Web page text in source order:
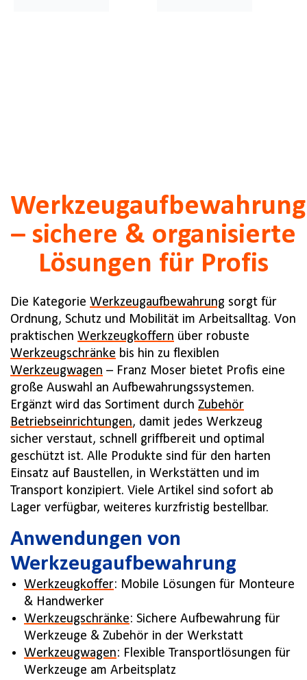
Werkzeugaufbewahrung
– sichere & organisierte
Lösungen für Profis
Die Kategorie Werkzeugaufbewahrung sorgt für
Ordnung, Schutz und Mobilität im Arbeitsalltag. Von
praktischen Werkzeugkoffern über robuste
Werkzeugschränke bis hin zu flexiblen
Werkzeugwagen – Franz Moser bietet Profis eine
große Auswahl an Aufbewahrungssystemen.
Ergänzt wird das Sortiment durch Zubehör
Betriebseinrichtungen, damit jedes Werkzeug
sicher verstaut, schnell griffbereit und optimal
geschützt ist. Alle Produkte sind für den harten
Einsatz auf Baustellen, in Werkstätten und im
Transport konzipiert. Viele Artikel sind sofort ab
Lager verfügbar, weiteres kurzfristig bestellbar.
Anwendungen von
Werkzeugaufbewahrung
Werkzeugkoffer: Mobile Lösungen für Monteure
& Handwerker
Werkzeugschränke: Sichere Aufbewahrung für
Werkzeuge & Zubehör in der Werkstatt
Werkzeugwagen: Flexible Transportlösungen für
Werkzeuge am Arbeitsplatz